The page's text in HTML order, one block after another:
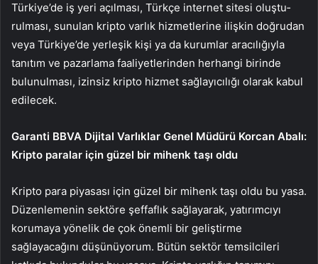
Türkiye’de iş yeri açılma­sı, Türkçe internet sitesi oluştu­
rulması, sunulan kripto varlık hizmetlerine ilişkin doğrudan
veya Türkiye’de yerleşik kişi ya da kurumlar aracılığıyla
tanıtım ve pazarlama faaliyetlerinden herhangi birinde
bulunulması, izinsiz kripto hizmet sağlayıcılı­ğı olarak kabul
edilecek.
Garanti BBVA Dijital Varlıklar Genel Müdürü Korcan Abalı:
Kripto paralar için güzel bir mihenk taşı oldu
Kripto para piyasası için güzel bir mihenk taşı oldu bu yasa.
Düzenlemenin sektöre şeffaflık sağlayarak, yatırımcıyı
korumaya yönelik de çok önemli bir geliştirme
sağlayacağını düşünüyorum. Bütün sektör temsilcileri